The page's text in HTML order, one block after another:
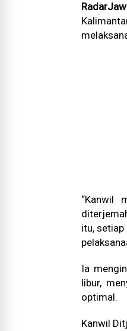
“Kanwil
itu,
Ia
libur,
optimal.
Kanwil